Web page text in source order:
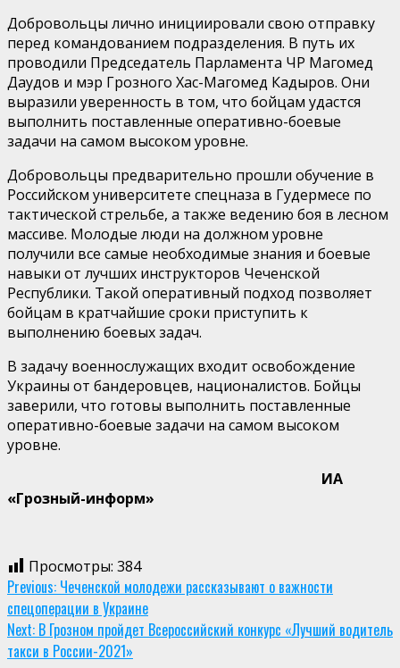
Добровольцы лично инициировали свою отправку
перед командованием подразделения. В путь их
проводили Председатель Парламента ЧР Магомед
Даудов и мэр Грозного Хас-Магомед Кадыров. Они
выразили уверенность в том, что бойцам удастся
выполнить поставленные оперативно-боевые
задачи на самом высоком уровне.
Добровольцы предварительно прошли обучение в
Российском университете спецназа в Гудермесе по
тактической стрельбе, а также ведению боя в лесном
массиве. Молодые люди на должном уровне
получили все самые необходимые знания и боевые
навыки от лучших инструкторов Чеченской
Республики. Такой оперативный подход позволяет
бойцам в кратчайшие сроки приступить к
выполнению боевых задач.
В задачу военнослужащих входит освобождение
Украины от бандеровцев, националистов. Бойцы
заверили, что готовы выполнить поставленные
оперативно-боевые задачи на самом высоком
уровне.
ИА
«Грозный-информ»
Просмотры: 384
Continue
Reading
Previous: Чеченской молодежи рассказывают о важности
спецоперации в Украине
Next: В Грозном пройдет Всероссийский конкурс «Лучший водитель
такси в России-2021»